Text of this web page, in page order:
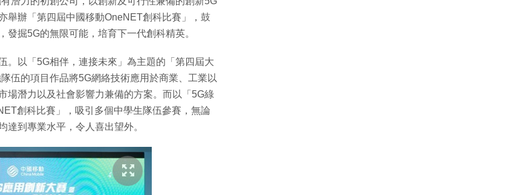
舉辦「第四屆中國移動OneNET創科比賽」，鼓
掘5G的無限可能，培育下一代創科精英。
。以「5G相伴，連接未來」為主題的「第四屆大
伍的項目作品將5G網絡技術應用於商業、工業以
場潛力以及社會影響力兼備的方案。而以「5G綠
創科比賽」，吸引多個中學生隊伍參賽，無論
到專業水平，令人喜出望外。